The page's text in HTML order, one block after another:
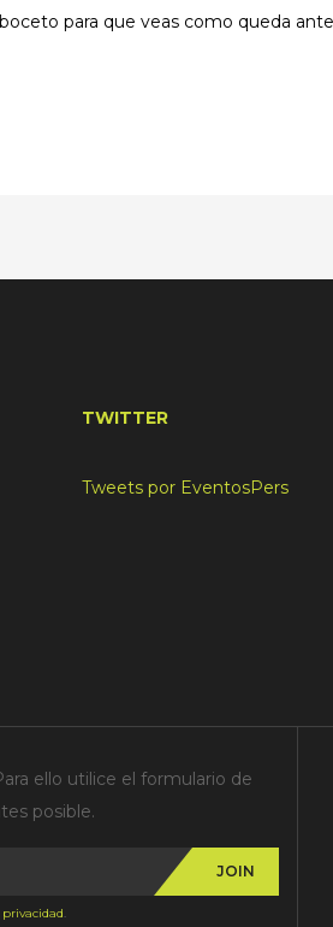
para que veas como queda
TWITTER
Tweets por EventosPers
ello utilice el formulario de
posible.
JOIN
.